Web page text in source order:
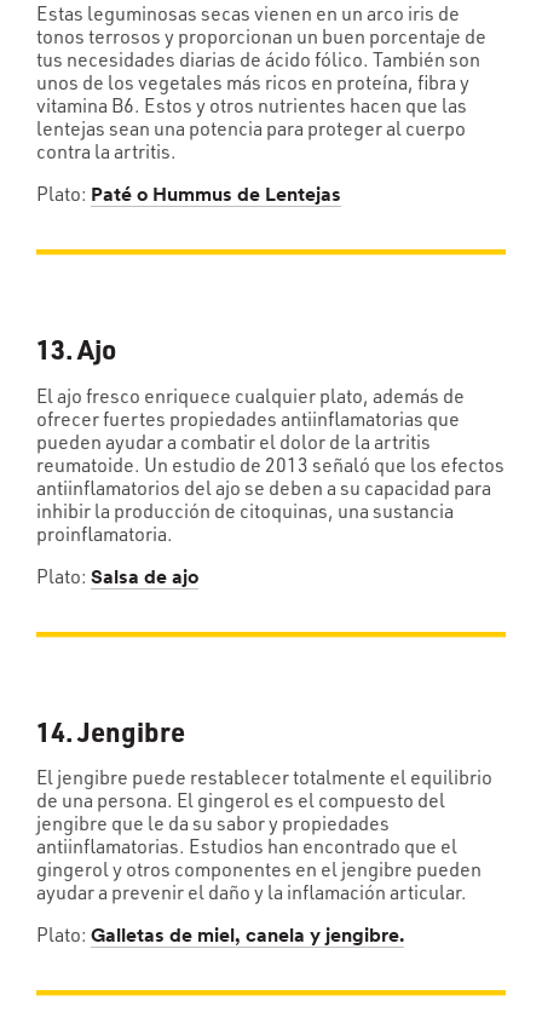
Estas leguminosas secas vienen en un arco iris de
tonos terrosos y proporcionan un buen porcentaje de
tus necesidades diarias de ácido fólico. También son
unos de los vegetales más ricos en proteína, fibra y
vitamina B6. Estos y otros nutrientes hacen que las
lentejas sean una potencia para proteger al cuerpo
contra la artritis.
Plato: Paté o Hummus de Lentejas
13. Ajo
El ajo fresco enriquece cualquier plato, además de
ofrecer fuertes propiedades antiinflamatorias que
pueden ayudar a combatir el dolor de la artritis
reumatoide. Un estudio de 2013 señaló que los efectos
antiinflamatorios del ajo se deben a su capacidad para
inhibir la producción de citoquinas, una sustancia
proinflamatoria.
Plato: Salsa de ajo
14. Jengibre
El jengibre puede restablecer totalmente el equilibrio
de una persona. El gingerol es el compuesto del
jengibre que le da su sabor y propiedades
antiinflamatorias. Estudios han encontrado que el
gingerol y otros componentes en el jengibre pueden
ayudar a prevenir el daño y la inflamación articular.
Plato: Galletas de miel, canela y jengibre.